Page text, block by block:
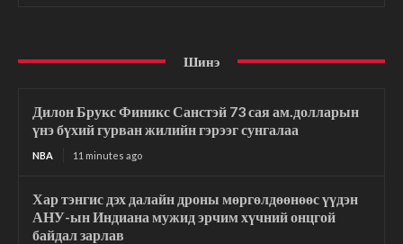
Шинэ
Дилон Брукс Финикс Санстэй 73 сая ам.долларын
үнэ бүхий гурван жилийн гэрээг сунгалаа
NBA 11 minutes ago
Хар тэнгис дэх далайн дроны мөргөлдөөнөөс үүдэн
АНУ-ын Индиана мужид эрчим хүчний онцгой
байдал зарлав